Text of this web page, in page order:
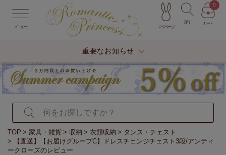
メニュー マイページ
探す カート
0
重要なお知らせ
TOP 家具・雑貨 収納 衣類収納
タンス・チェスト
【直送】【お届けグループC】ドレスチェンジチェスト3段/アンティ
ークローズのレビュー